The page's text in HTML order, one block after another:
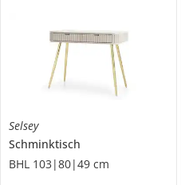
Selsey
Schminktisch
BHL 103|80|49 cm